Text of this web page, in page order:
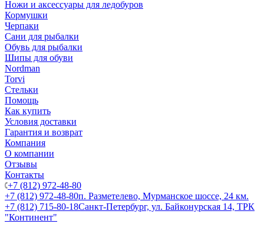
Ножи и аксессуары для ледобуров
Кормушки
Черпаки
Сани для рыбалки
Обувь для рыбалки
Шипы для обуви
Nordman
Torvi
Стельки
Помощь
Как купить
Условия доставки
Гарантия и возврат
Компания
О компании
Отзывы
Контакты
+7 (812) 972-48-80
+7 (812) 972-48-80п. Разметелево, Мурманское шоссе, 24 км.
+7 (812) 715-80-18Санкт-Петербург, ул. Байконурская 14, ТРК
"Континент"